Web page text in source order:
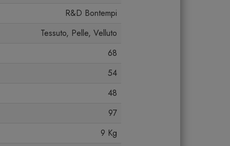
R&D Bontempi
Tessuto, Pelle, Velluto
68
54
48
97
9 Kg